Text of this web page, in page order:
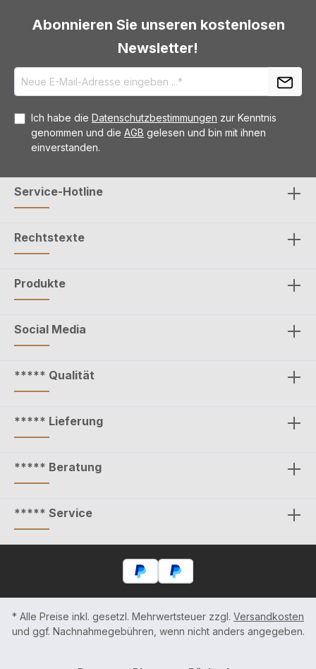
Abonnieren Sie unseren kostenlosen
Newsletter!
Ich habe die Datenschutzbestimmungen zur Kenntnis
genommen und die AGB gelesen und bin mit ihnen
einverstanden.
Service-Hotline
Rechtstexte
Produkte
Social Media
***** Qualität
***** Lieferung
***** Beratung
***** Service
* Alle Preise inkl. gesetzl. Mehrwertsteuer zzgl. Versandkosten
und ggf. Nachnahmegebühren, wenn nicht anders angegeben.